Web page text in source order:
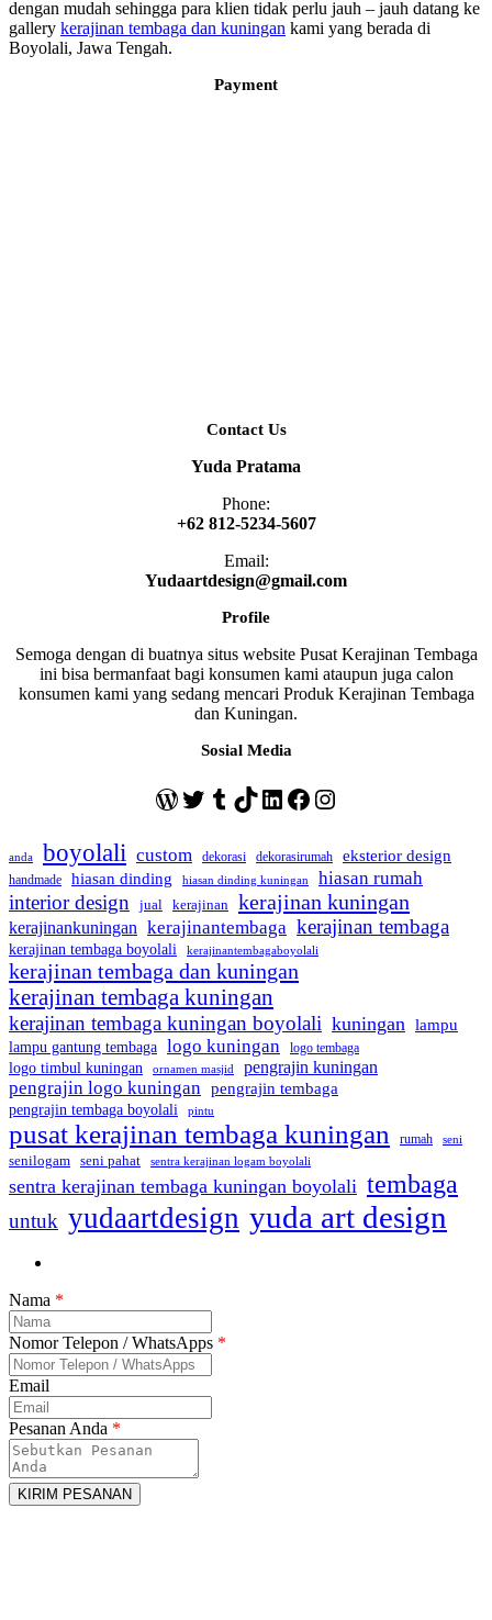
dengan mudah sehingga para klien tidak perlu jauh – jauh datang ke
gallery kerajinan tembaga dan kuningan kami yang berada di
Boyolali, Jawa Tengah.
Payment
Contact Us
Yuda Pratama
Phone:
+62 812-5234-5607
Email:
Yudaartdesign@gmail.com
Profile
Semoga dengan di buatnya situs website Pusat Kerajinan Tembaga
ini bisa bermanfaat bagi konsumen kami ataupun juga calon
konsumen kami yang sedang mencari Produk Kerajinan Tembaga
dan Kuningan.
Sosial Media
WordPress
Twitter
Tumblr
TikTok
LinkedIn
Facebook
Instagram
anda boyolali custom dekorasi dekorasirumah eksterior design
handmade hiasan dinding hiasan dinding kuningan hiasan rumah
interior design jual kerajinan kerajinan kuningan
kerajinankuningan kerajinantembaga kerajinan tembaga
kerajinan tembaga boyolali kerajinantembagaboyolali
kerajinan tembaga dan kuningan
kerajinan tembaga kuningan
kerajinan tembaga kuningan boyolali kuningan lampu
lampu gantung tembaga logo kuningan logo tembaga
logo timbul kuningan ornamen masjid pengrajin kuningan
pengrajin logo kuningan
pengrajin tembaga
pengrajin tembaga boyolali
pintu
pusat kerajinan tembaga kuningan rumah seni
senilogam seni pahat sentra kerajinan logam boyolali
sentra kerajinan tembaga kuningan boyolali tembaga
untuk yudaartdesign yuda art design
Nama *
Nomor Telepon / WhatsApps *
Email
Pesanan Anda *